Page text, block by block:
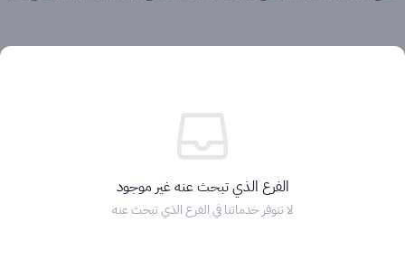
الفرع الذي تبحث عنه غير موجود
لا تتوفر خدماتنا في الفرع الذي تبحث عنه